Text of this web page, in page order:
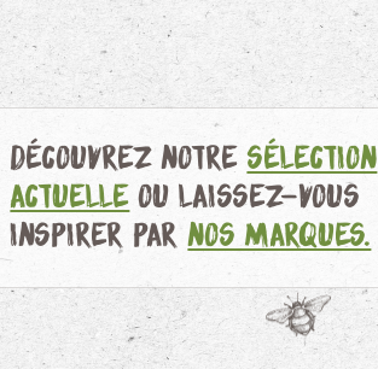
Découvrez notresélection
actuelle ou laissez-vous
inspirer parnos marques.